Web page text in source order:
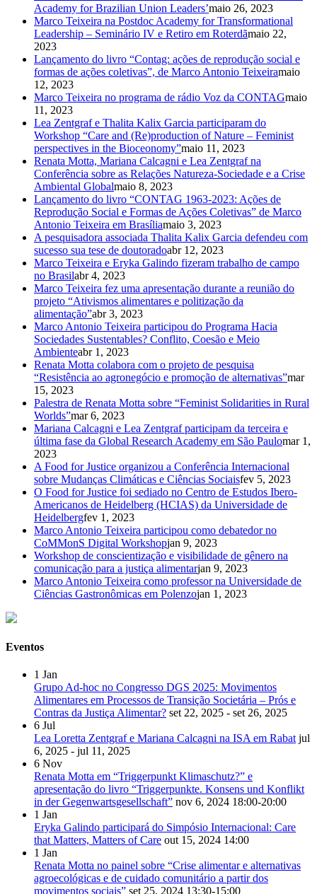
Academy for Brazilian Union Leaders’maio 26, 2023
Marco Teixeira na Postdoc Academy for Transformational
Leadership – Seminário IV e Retiro em Roterdãmaio 22,
2023
Lançamento do livro “Contag: ações de reprodução social e
formas de ações coletivas”, de Marco Antonio Teixeiramaio
12, 2023
Marco Teixeira no programa de rádio Voz da CONTAGmaio
11, 2023
Lea Zentgraf e Thalita Kalix Garcia participaram do
Workshop “Care and (Re)production of Nature – Feminist
perspectives in the Bioceonomy”maio 11, 2023
Renata Motta, Mariana Calcagni e Lea Zentgraf na
Conferência sobre as Relações Natureza-Sociedade e a Crise
Ambiental Globalmaio 8, 2023
Lançamento do livro “CONTAG 1963-2023: Ações de
Reprodução Social e Formas de Ações Coletivas” de Marco
Antonio Teixeira em Brasíliamaio 3, 2023
A pesquisadora associada Thalita Kalix Garcia defendeu com
sucesso sua tese de doutoradoabr 12, 2023
Marco Teixeira e Eryka Galindo fizeram trabalho de campo
no Brasilabr 4, 2023
Marco Teixeira fez uma apresentação durante a reunião do
projeto “Ativismos alimentares e politização da
alimentação”abr 3, 2023
Marco Antonio Teixeira participou do Programa Hacia
Sociedades Sustentables? Conflito, Coesão e Meio
Ambienteabr 1, 2023
Renata Motta colabora com o projeto de pesquisa
“Resistência ao agronegócio e promoção de alternativas”mar
15, 2023
Palestra de Renata Motta sobre “Feminist Solidarities in Rural
Worlds”mar 6, 2023
Mariana Calcagni e Lea Zentgraf participam da terceira e
última fase da Global Research Academy em São Paulomar 1,
2023
A Food for Justice organizou a Conferência Internacional
sobre Mudanças Climáticas e Ciências Sociaisfev 5, 2023
O Food for Justice foi sediado no Centro de Estudos Ibero-
Americanos de Heidelberg (HCIAS) da Universidade de
Heidelbergfev 1, 2023
Marco Antonio Teixeira participou como debatedor no
CoMMonS Digital Workshopjan 9, 2023
Workshop de conscientização e visibilidade de gênero na
comunicação para a justiça alimentarjan 9, 2023
Marco Antonio Teixeira como professor na Universidade de
Ciências Gastronômicas em Polenzojan 1, 2023
Eventos
1 Jan
Grupo Ad-hoc no Congresso DGS 2025: Movimentos
Alimentares em Processos de Transição Societária – Prós e
Contras da Justiça Alimentar? set 22, 2025 - set 26, 2025
6 Jul
Lea Loretta Zentgraf e Mariana Calcagni na ISA em Rabat jul
6, 2025 - jul 11, 2025
6 Nov
Renata Motta em “Triggerpunkt Klimaschutz?” e
apresentação do livro “Triggerpunkte. Konsens und Konflikt
in der Gegenwartsgesellschaft” nov 6, 2024 18:00-20:00
1 Jan
Eryka Galindo participará do Simpósio Internacional: Care
that Matters, Matters of Care out 15, 2024 14:00
1 Jan
Renata Motta no painel sobre “Crise alimentar e alternativas
agroecológicas e de cuidado comunitário a partir dos
movimentos sociais” set 25, 2024 13:30-15:00